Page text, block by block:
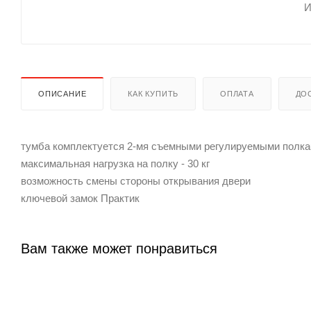
ОПИСАНИЕ КАК КУПИТЬ ОПЛАТА
тумба комплектуется 2-мя съемными регулируемыми
максимальная нагрузка на полку - 30 кг
возможность смены стороны открывания двери
ключевой замок Практик
Вам также может понравиться